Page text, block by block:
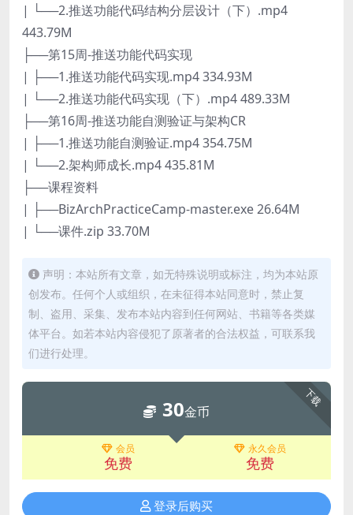
| └──2.推送功能代码结构分层设计（下）.mp4
443.79M
├──第15周-推送功能代码实现
| ├──1.推送功能代码实现.mp4 334.93M
| └──2.推送功能代码实现（下）.mp4 489.33M
├──第16周-推送功能自测验证与架构CR
| ├──1.推送功能自测验证.mp4 354.75M
| └──2.架构师成长.mp4 435.81M
├──课程资料
| ├──BizArchPracticeCamp-master.exe 26.64M
| └──课件.zip 33.70M
声明：本站所有文章，如无特殊说明或标注，均为本站原
创发布。任何个人或组织，在未征得本站同意时，禁止复
制、盗用、采集、发布本站内容到任何网站、书籍等各类媒
体平台。如若本站内容侵犯了原著者的合法权益，可联系我
们进行处理。
下载
30金币
会员
免费
永久会员
免费
登录后购买